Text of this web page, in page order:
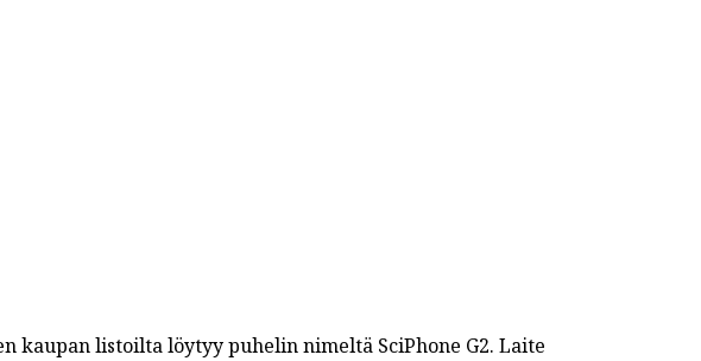
kaupan listoilta löytyy puhelin nimeltä SciPhone G2. Laite